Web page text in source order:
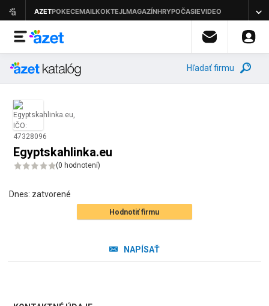
Hľadať firmu
Egyptskahlinka.eu
(0 hodnotení)
Dnes: zatvorené
Hodnotiť firmu
NAPÍSAŤ